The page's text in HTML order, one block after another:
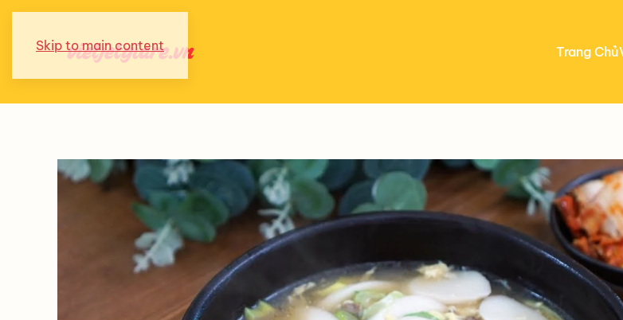
Skip to main content Trang Chủ